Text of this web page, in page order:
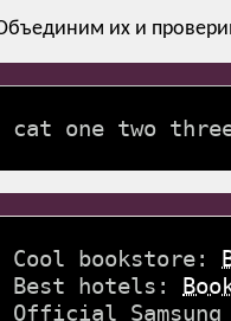
их и
cat one two
Cool bookstore:
Best hotels:
Official